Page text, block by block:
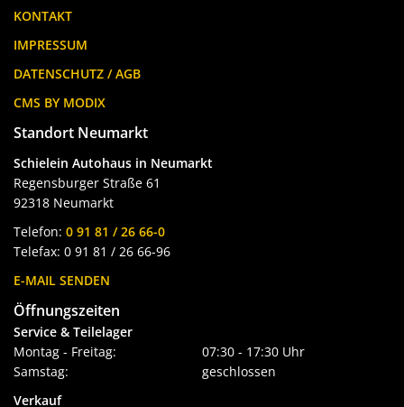
KONTAKT
IMPRESSUM
DATENSCHUTZ / AGB
CMS BY MODIX
Standort Neumarkt
Schielein Autohaus in Neumarkt
Regensburger Straße 61
92318 Neumarkt
Telefon: 0 91 81 / 26 66-0
Telefax: 0 91 81 / 26 66-96
E-MAIL SENDEN
Öffnungszeiten
Service & Teilelager
Montag - Freitag:
07:30 - 17:30 Uhr
Samstag:
geschlossen
Verkauf